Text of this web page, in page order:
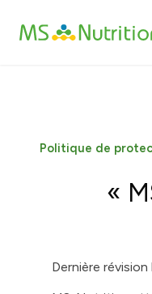
Politique de
«
Dernière